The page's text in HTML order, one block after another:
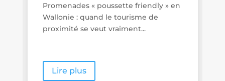
Promenades « poussette friendly » en
Wallonie : quand le tourisme de
proximité se veut vraiment...
Lire plus